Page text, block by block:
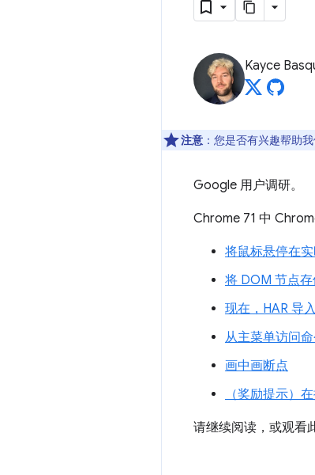
Kayce
注意 ：您是否有兴趣帮助
Google 用户调研。
Chrome 71 中
将鼠标悬停在
将 DOM 节点
现在，HAR 导
从主菜单访问
画中画断点
（奖励提示）
请继续阅读，或观看